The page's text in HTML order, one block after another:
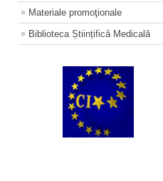
Materiale promoţionale
Biblioteca Științifică Medicală